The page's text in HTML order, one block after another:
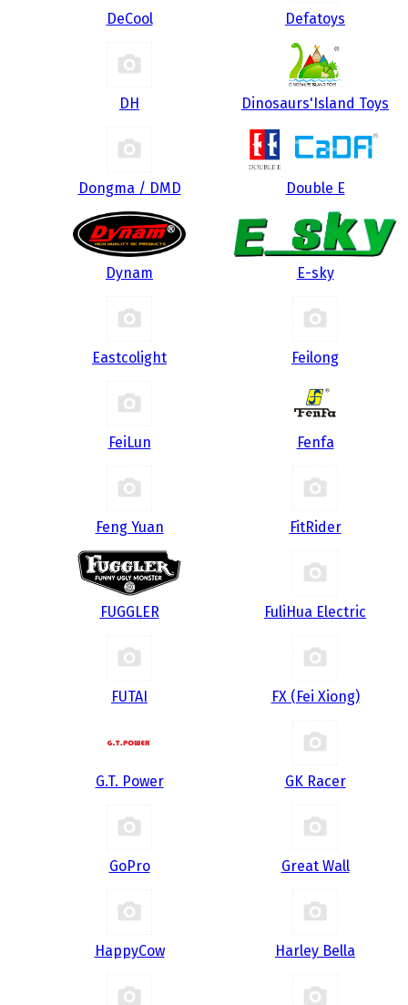
DeCool Defatoys
DH Dinosaurs'Island Toys
Dongma / DMD Double E
Dynam E-sky
Eastcolight Feilong
FeiLun Fenfa
Feng Yuan FitRider
FUGGLER FuliHua Electric
FUTAI FX (Fei Xiong)
G.T. Power GK Racer
GoPro Great Wall
HappyCow Harley Bella